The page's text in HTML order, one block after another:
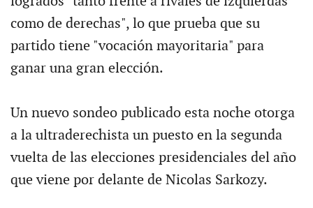
como de derechas", lo que prueba que su
partido tiene "vocación mayoritaria" para
ganar una gran elección.
Un nuevo sondeo publicado esta noche otorga
a la ultraderechista un puesto en la segunda
vuelta de las elecciones presidenciales del año
que viene por delante de Nicolas Sarkozy.